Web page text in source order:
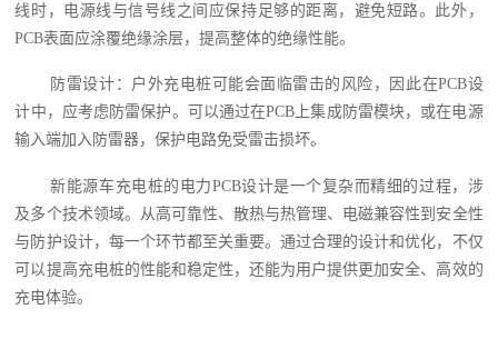
线时，电源线与信号线之间应保持足够的距离，避免短路。此外，
PCB表面应涂覆绝缘涂层，提高整体的绝缘性能。
防雷设计：户外充电桩可能会面临雷击的风险，因此在PCB设
计中，应考虑防雷保护。可以通过在PCB上集成防雷模块，或在电源
输入端加入防雷器，保护电路免受雷击损坏。
新能源车充电桩的电力PCB设计是一个复杂而精细的过程，涉
及多个技术领域。从高可靠性、散热与热管理、电磁兼容性到安全性
与防护设计，每一个环节都至关重要。通过合理的设计和优化，不仅
可以提高充电桩的性能和稳定性，还能为用户提供更加安全、高效的
充电体验。